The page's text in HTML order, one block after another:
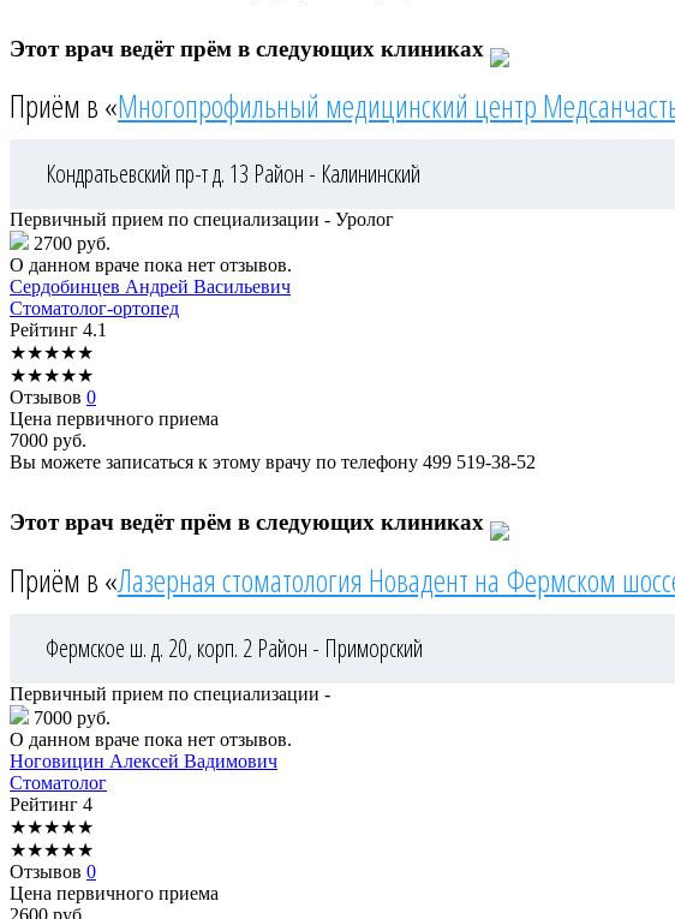
Этот врач ведёт прём в следующих клиниках
Приём в «Многопрофильный медицинский центр
Кондратьевский пр-т д. 13 Район - Калининский
Первичный прием по специализации - Уролог
2700 руб.
О данном враче пока нет отзывов.
Сердобинцев Андрей Васильевич
Стоматолог-ортопед
Рейтинг 4.1
★★★★★
★★★★★
Отзывов 0
Цена первичного приема
7000 руб.
Вы можете записаться к этому врачу по телефону 499 519-38-52
Этот врач ведёт прём в следующих клиниках
Приём в «Лазерная стоматология Новадент на Фермском
Фермское ш. д. 20, корп. 2 Район - Приморский
Первичный прием по специализации -
7000 руб.
О данном враче пока нет отзывов.
Ноговицин Алексей Вадимович
Стоматолог
Рейтинг 4
★★★★★
★★★★★
Отзывов 0
Цена первичного приема
2600 руб.